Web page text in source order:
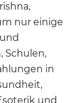
nur einige
Schulen,
in
und